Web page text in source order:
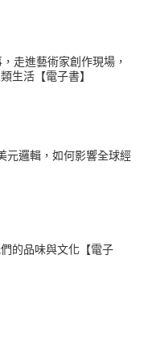
走進藝術家創作現場，
生活【電子書】
元邏輯，如何影響全球經
的品味與文化【電子